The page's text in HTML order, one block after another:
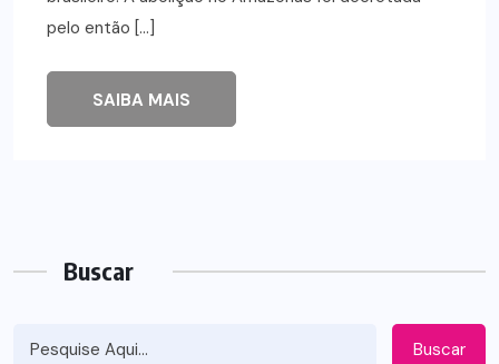
pelo então […]
SAIBA MAIS
Buscar
Buscar